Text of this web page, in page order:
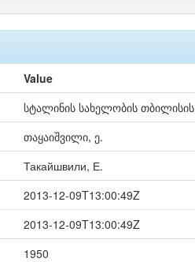
Value
სტალინის სახელობის თბილისის
თაყაიშვილი, ე.
Такайшвили, Е.
2013-12-09T13:00:49Z
2013-12-09T13:00:49Z
1950